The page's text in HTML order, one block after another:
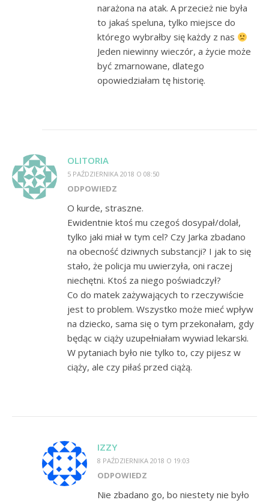
narażona na atak. A przecież nie była
to jakaś speluna, tylko miejsce do
którego wybrałby się każdy z nas
Jeden niewinny wieczór, a życie może
być zmarnowane, dlatego
opowiedziałam tę historię.
OLITORIA
5 PAŹDZIERNIKA 2018 O 08:50
ODPOWIEDZ
O kurde, straszne.
Ewidentnie ktoś mu czegoś dosypał/dolał,
tylko jaki miał w tym cel? Czy Jarka zbadano
na obecność dziwnych substancji? I jak to się
stało, że policja mu uwierzyła, oni raczej
niechętni. Ktoś za niego poświadczył?
Co do matek zażywających to rzeczywiście
jest to problem. Wszystko może mieć wpływ
na dziecko, sama się o tym przekonałam, gdy
będąc w ciąży uzupełniałam wywiad lekarski.
W pytaniach było nie tylko to, czy pijesz w
ciąży, ale czy piłaś przed ciążą.
IZZY
8 PAŹDZIERNIKA 2018 O 19:03
ODPOWIEDZ
Nie zbadano go, bo niestety nie było